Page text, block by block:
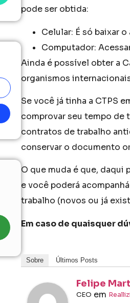
pode ser obtida:
Celular: É só baixar
Computador:
Ainda é possível obter a
organismos
Se você já tinha a CTPS
comprovar seu tempo de
contratos de trabalho
conservar o documento
O que muda é que,
e você poderá
trabalho (novos ou já
Em caso de quaisquer
Sobre Últimos Posts
Felipe
CEO em Reallizi